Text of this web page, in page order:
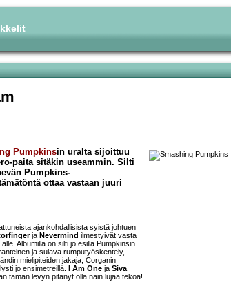
Pumpkinsin uralta sijoittuu
paita sitäkin useammin. Silti
Pumpkins-
ottaa vastaan juuri
ajankohdallisista syistä johtuen
ja Nevermind ilmestyivät vasta
Albumilla on silti jo esillä Pumpkinsin
ja sulava rumputyöskentely,
mielipiteiden jakaja, Corganin
jo ensimetreillä.
I Am One ja Siva
tämän levyn pitänyt olla näin lujaa tekoa!